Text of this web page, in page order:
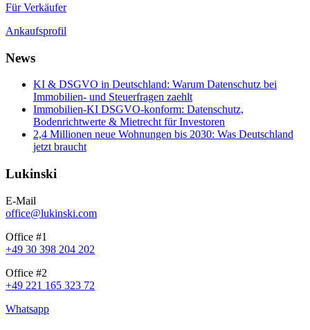
Für Verkäufer
Ankaufsprofil
News
KI & DSGVO in Deutschland: Warum Datenschutz bei
Immobilien- und Steuerfragen zaehlt
Immobilien-KI DSGVO-konform: Datenschutz,
Bodenrichtwerte & Mietrecht für Investoren
2,4 Millionen neue Wohnungen bis 2030: Was Deutschland
jetzt braucht
Lukinski
E-Mail
office@lukinski.com
Office #1
+49 30 398 204 202
Office #2
+49 221 165 323 72
Whatsapp